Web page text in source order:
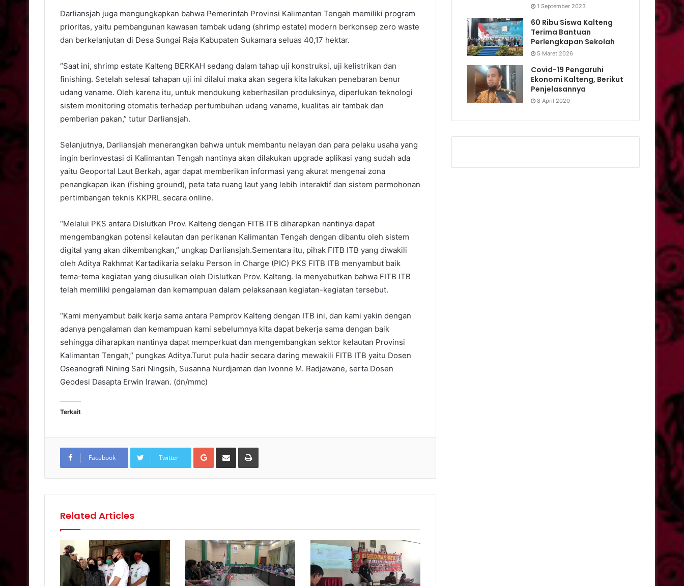
Darliansjah juga mengungkapkan bahwa Pemerintah Provinsi Kalimantan Tengah memiliki program
prioritas, yaitu pembangunan kawasan tambak udang (shrimp estate) modern berkonsep zero waste
dan berkelanjutan di Desa Sungai Raja Kabupaten Sukamara seluas 40,17 hektar.
“Saat ini, shrimp estate Kalteng BERKAH sedang dalam tahap uji konstruksi, uji kelistrikan dan
finishing. Setelah selesai tahapan uji ini dilalui maka akan segera kita lakukan penebaran benur
udang vaname. Oleh karena itu, untuk mendukung keberhasilan produksinya, diperlukan teknologi
sistem monitoring otomatis terhadap pertumbuhan udang vaname, kualitas air tambak dan
pemberian pakan,” tutur Darliansjah.
Selanjutnya, Darliansjah menerangkan bahwa untuk membantu nelayan dan para pelaku usaha yang
ingin berinvestasi di Kalimantan Tengah nantinya akan dilakukan upgrade aplikasi yang sudah ada
yaitu Geoportal Laut Berkah, agar dapat memberikan informasi yang akurat mengenai zona
penangkapan ikan (fishing ground), peta tata ruang laut yang lebih interaktif dan sistem permohonan
pertimbangan teknis KKPRL secara online.
“Melalui PKS antara Dislutkan Prov. Kalteng dengan FITB ITB diharapkan nantinya dapat
mengembangkan potensi kelautan dan perikanan Kalimantan Tengah dengan dibantu oleh sistem
digital yang akan dikembangkan,” ungkap Darliansjah.Sementara itu, pihak FITB ITB yang diwakili
oleh Aditya Rakhmat Kartadikaria selaku Person in Charge (PIC) PKS FITB ITB menyambut baik
tema-tema kegiatan yang diusulkan oleh Dislutkan Prov. Kalteng. Ia menyebutkan bahwa FITB ITB
telah memiliki pengalaman dan kemampuan dalam pelaksanaan kegiatan-kegiatan tersebut.
“Kami menyambut baik kerja sama antara Pemprov Kalteng dengan ITB ini, dan kami yakin dengan
adanya pengalaman dan kemampuan kami sebelumnya kita dapat bekerja sama dengan baik
sehingga diharapkan nantinya dapat memperkuat dan mengembangkan sektor kelautan Provinsi
Kalimantan Tengah,” pungkas Aditya.Turut pula hadir secara daring mewakili FITB ITB yaitu Dosen
Oseanografi Nining Sari Ningsih, Susanna Nurdjaman dan Ivonne M. Radjawane, serta Dosen
Geodesi Dasapta Erwin Irawan. (dn/mmc)
Terkait
Facebook Twitter
Google+Share via Email Print
Related Articles
1 September 2023
60 Ribu Siswa Kalteng
Terima Bantuan
Perlengkapan Sekolah
5 Maret 2026
Covid-19 Pengaruhi
Ekonomi Kalteng, Berikut
Penjelasannya
8 April 2020